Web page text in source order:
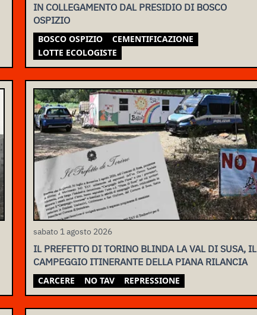
IN COLLEGAMENTO DAL PRESIDIO DI BOSCO
OSPIZIO
BOSCO OSPIZIO
CEMENTIFICAZIONE
LOTTE ECOLOGISTE
sabato 1 agosto 2026
IL PREFETTO DI TORINO BLINDA LA VAL DI SUSA, IL
CAMPEGGIO ITINERANTE DELLA PIANA RILANCIA
CARCERE NO TAV REPRESSIONE